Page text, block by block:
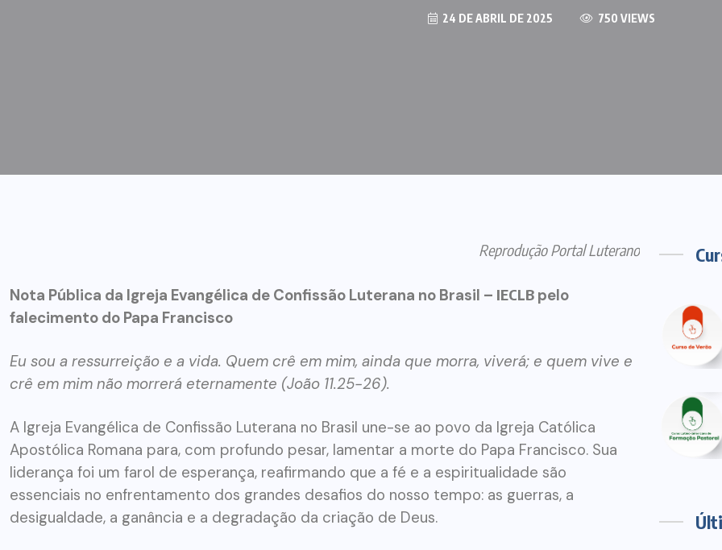
24 DE ABRIL DE 2025 750 VIEWS
Reprodução Portal Luterano
Nota Pública da Igreja Evangélica de Confissão Luterana no Brasil – IECLB pelo
falecimento do Papa Francisco
Eu sou a ressurreição e a vida. Quem crê em mim, ainda que morra, viverá; e quem vive e
crê em mim não morrerá eternamente (João 11.25-26).
A Igreja Evangélica de Confissão Luterana no Brasil une-se ao povo da Igreja Católica
Apostólica Romana para, com profundo pesar, lamentar a morte do Papa Francisco. Sua
liderança foi um farol de esperança, reafirmando que a fé e a espiritualidade são
essenciais no enfrentamento dos grandes desafios do nosso tempo: as guerras, a
desigualdade, a ganância e a degradação da criação de Deus.